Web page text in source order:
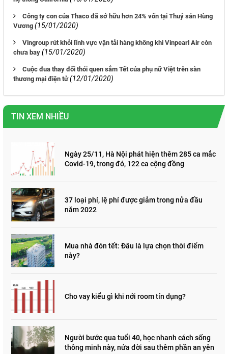
Công ty con của Thaco đã sở hữu hơn 24% vốn tại Thuỷ sản Hùng
Vương (15/01/2020)
Vingroup rút khỏi lĩnh vực vận tải hàng không khi Vinpearl Air còn
chưa bay (15/01/2020)
Cuộc đua thay đổi thói quen sắm Tết của phụ nữ Việt trên sàn
thương mại điện tử (12/01/2020)
TIN XEM NHIỀU
Ngày 25/11, Hà Nội phát hiện thêm 285 ca mắc
Covid-19, trong đó, 122 ca cộng đồng
37 loại phí, lệ phí được giảm trong nửa đầu
năm 2022
Mua nhà đón tết: Đâu là lựa chọn thời điểm
này?
Cho vay kiểu gì khi nới room tín dụng?
Người bước qua tuổi 40, học nhanh cách sống
thông minh này, nửa đời sau thêm phần an yên